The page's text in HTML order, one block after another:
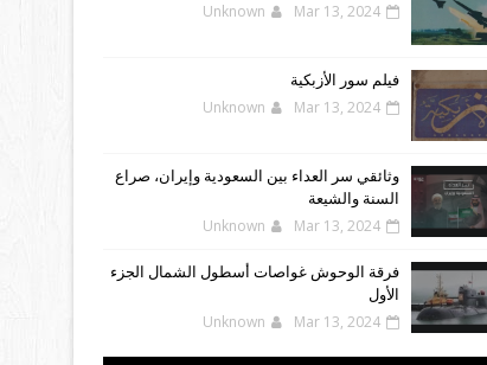
Unknown Mar 13, 2024
فيلم سور الأزبكية
Unknown Mar 13, 2024
وثائقي سر العداء بين السعودية وإيران، صراع
السنة والشيعة
Unknown Mar 13, 2024
فرقة الوحوش غواصات أسطول الشمال الجزء
الأول
Unknown Mar 13, 2024